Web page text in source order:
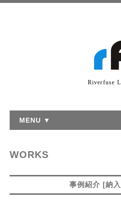
Riverfuse
MENU ▼
WORKS
事例紹介 [納